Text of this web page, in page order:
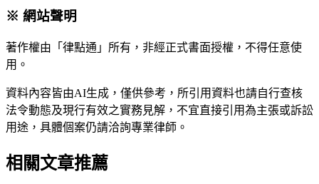
※ 網站聲明
著作權由「律點通」所有，非經正式書面授權，不得任意使
用。
資料內容皆由AI生成，僅供參考，所引用資料也請自行查核
法令動態及現行有效之實務見解，不宜直接引用為主張或訴訟
用途，具體個案仍請洽詢專業律師。
相關文章推薦